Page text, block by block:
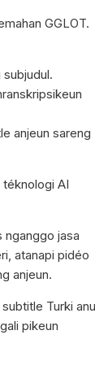
GGLOT.
anjeun sareng
téknologi AI
nganggo jasa
atanapi pidéo
anjeun.
Turki anu
pikeun